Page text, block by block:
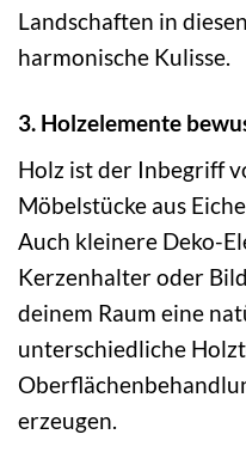
Landschaften in
harmonische Kulisse.
3. Holzelemente
Holz ist der Inbegriff
Möbelstücke aus
Auch kleinere Deko-
Kerzenhalter oder
deinem Raum eine
unterschiedliche
erzeugen.